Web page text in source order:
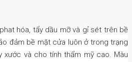
hóa, tẩy dầu mỡ và gỉ sét trên bề
đảm bề mặt cửa luôn ở trong trạng
xước và cho tính thẩm mỹ cao. Màu